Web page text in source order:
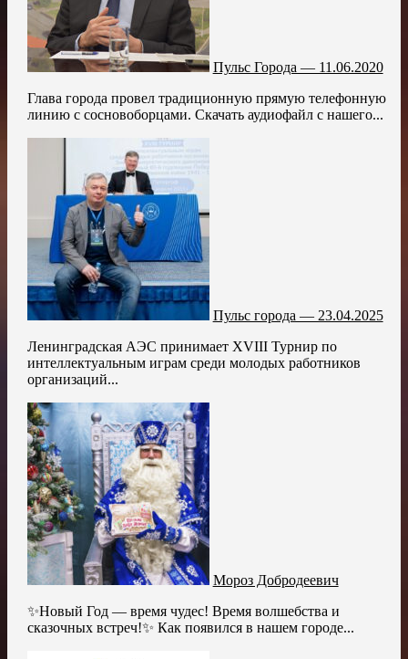
Пульс Города — 11.06.2020
Глава города провел традиционную прямую телефонную
линию с сосновоборцами. Скачать аудиофайл с нашего...
Пульс города — 23.04.2025
Ленинградская АЭС принимает XVIII Турнир по
интеллектуальным играм среди молодых работников
организаций...
Мороз Добродеевич
✨Новый Год — время чудес! Время волшебства и
сказочных встреч!✨ Как появился в нашем городе...